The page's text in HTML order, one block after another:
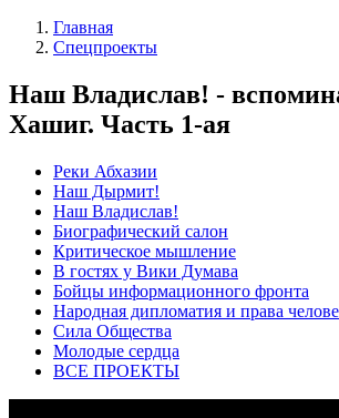
Главная
Спецпроекты
Наш Владислав! -
Хашиг. Часть 1-ая
Реки Абхазии
Наш Дырмит!
Наш Владислав!
Биографический салон
Критическое мышление
В гостях у Вики Думава
Бойцы информационного фронта
Народная дипломатия и права
Сила Общества
Молодые сердца
ВСЕ ПРОЕКТЫ